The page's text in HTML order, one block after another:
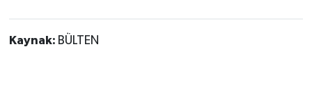
Kaynak: BÜLTEN